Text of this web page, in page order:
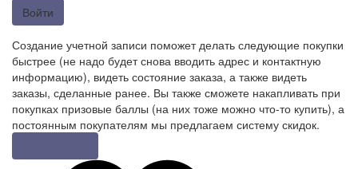
Войти
Создание учетной записи поможет делать следующие покупки
быстрее (не надо будет снова вводить адрес и контактную
информацию), видеть состояние заказа, а также видеть
заказы, сделанные ранее. Вы также сможете накапливать при
покупках призовые баллы (на них тоже можно что-то купить), а
постоянным покупателям мы предлагаем систему скидок.